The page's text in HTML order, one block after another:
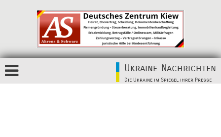
Ukraine-Nachrichten
Die Ukraine im Spiegel ihrer Presse